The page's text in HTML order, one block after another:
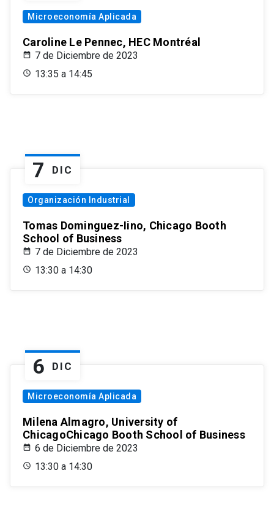
Microeconomía Aplicada
Caroline Le Pennec, HEC Montréal
7 de Diciembre de 2023
13:35 a 14:45
7 DIC
Organización Industrial
Tomas Dominguez-Iino, Chicago Booth
School of Business
7 de Diciembre de 2023
13:30 a 14:30
6 DIC
Microeconomía Aplicada
Milena Almagro, University of
ChicagoChicago Booth School of Business
6 de Diciembre de 2023
13:30 a 14:30